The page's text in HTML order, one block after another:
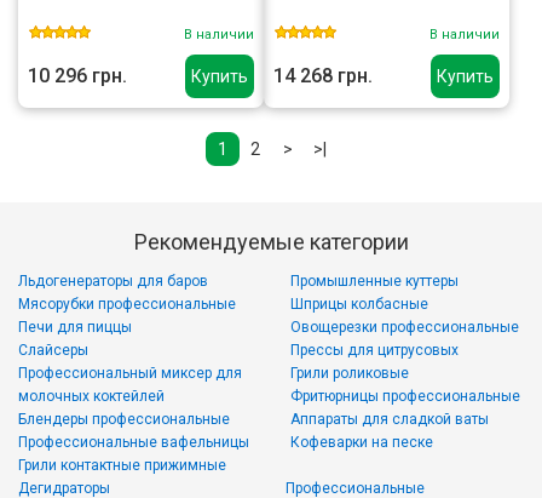
Купить
В наличии
10 296 грн. Купить
В наличии
14 268 грн.
1 2 > >|
Рекомендуемые категории
Льдогенераторы для баров
Мясорубки профессиональные
Печи для пиццы
Слайсеры
Промышленные куттеры
Шприцы колбасные
Овощерезки профессиональные
Прессы для цитрусовых
Профессиональный миксер для
молочных коктейлей
Блендеры профессиональные
Профессиональные вафельницы
Грили контактные прижимные
Грили роликовые
Фритюрницы профессиональные
Аппараты для сладкой ваты
Кофеварки на песке
Дегидраторы
Профессиональные